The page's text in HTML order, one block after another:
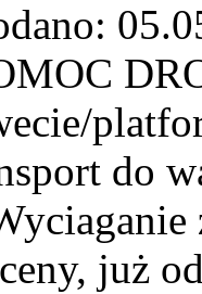
do
już